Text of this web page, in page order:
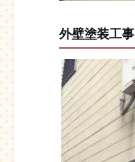
外壁塗装工事